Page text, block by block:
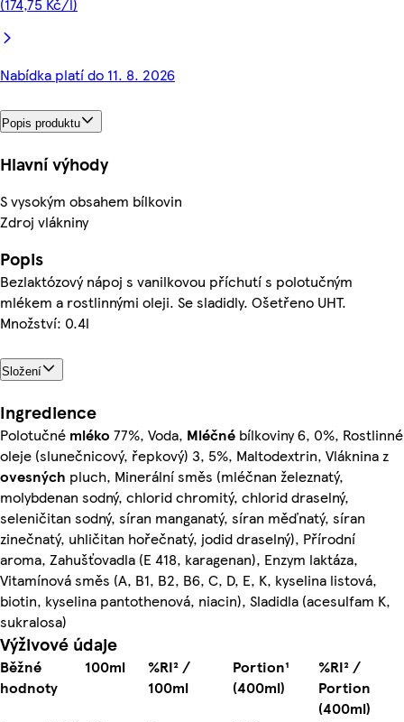
Nabídka platí do 11. 8. 2026
Popis produktu
Hlavní výhody
S vysokým obsahem bílkovin
Zdroj vlákniny
Popis
Bezlaktózový nápoj s vanilkovou příchutí s polotučným
mlékem a rostlinnými oleji. Se sladidly. Ošetřeno UHT.
Množství: 0.4l
Složení
Ingredience
Polotučné mléko 77%, Voda, Mléčné bílkoviny 6, 0%, Rostlinné
oleje (slunečnicový, řepkový) 3, 5%, Maltodextrin, Vláknina z
ovesných pluch, Minerální směs (mléčnan železnatý,
molybdenan sodný, chlorid chromitý, chlorid draselný,
seleničitan sodný, síran manganatý, síran měďnatý, síran
zinečnatý, uhličitan hořečnatý, jodid draselný), Přírodní
aroma, Zahušťovadla (E 418, karagenan), Enzym laktáza,
Vitamínová směs (A, B1, B2, B6, C, D, E, K, kyselina listová,
biotin, kyselina pantothenová, niacin), Sladidla (acesulfam K,
sukralosa)
Výživové údaje
Běžné
hodnoty
100ml
%RI² /
100ml
Portion¹
(400ml)
%RI² /
Portion
(400ml)